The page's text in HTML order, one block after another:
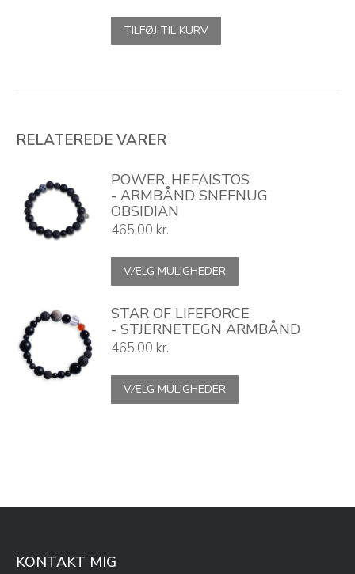
TILFØJ TIL KURV
RELATEREDE VARER
POWER, HEFAISTOS
- ARMBÅND SNEFNUG
OBSIDIAN
465,00 kr.
VÆLG MULIGHEDER
flere
varianter.
vælges
varesiden
STAR OF LIFEFORCE
- STJERNETEGN ARMBÅND
465,00 kr.
VÆLG MULIGHEDER
på
KONTAKT MIG